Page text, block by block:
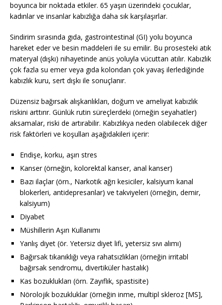
boyunca bir noktada etkiler. 65 yaşın üzerindeki çocuklar,
kadınlar ve insanlar kabızlığa daha sık karşılaşırlar.
Sindirim sırasında gıda, gastrointestinal (GI) yolu boyunca
hareket eder ve besin maddeleri ile su emilir. Bu prosesteki atık
materyal (dışkı) nihayetinde anüs yoluyla vücuttan atılır. Kabızlık
çok fazla su emer veya gıda kolondan çok yavaş ilerlediğinde
kabızlık kuru, sert dışkı ile sonuçlanır.
Düzensiz bağırsak alışkanlıkları, doğum ve ameliyat kabızlık
riskini arttırır. Günlük rutin süreçlerdeki (örneğin seyahatler)
aksamalar, riski de artırabilir. Kabızlıkya neden olabilecek diğer
risk faktörleri ve koşulları aşağıdakileri içerir:
Endişe, korku, aşırı stres
Kanser (örneğin, kolorektal kanser, anal kanser)
Bazı ilaçlar (örn., Narkotik ağrı kesiciler, kalsiyum kanal
blokerleri, antidepresanlar) ve takviyeleri (örneğin, demir,
kalsiyum)
Diyabet
Müshillerin Aşırı Kullanımı
Yanlış diyet (ör. Yetersiz diyet lifi, yetersiz sıvı alımı)
Bağırsak tıkanıklığı veya rahatsızlıkları (örneğin irritabl
bağırsak sendromu, divertiküler hastalık)
Kas bozuklukları (örn. Zayıflık, spastisite)
Nörolojik bozukluklar (örneğin inme, multipl skleroz [MS],